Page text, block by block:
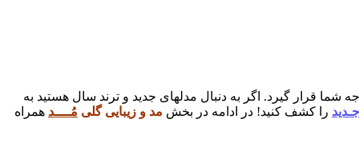
شما قرار گیرد. اگر به دنبال مدلهای جدید و ترند سال هستید به
را کشف کنید! در ادامه در بخش مد و زیبایی گلی مُــــد همراه